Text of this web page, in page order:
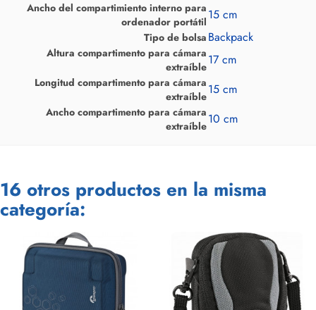
Ancho del compartimiento interno para
ordenador portátil 15 cm
Tipo de bolsa Backpack
Altura compartimento para cámara
extraíble17 cm
Longitud compartimento para cámara
extraíble15 cm
Ancho compartimento para cámara
extraíble10 cm
16 otros productos en la misma
categoría: